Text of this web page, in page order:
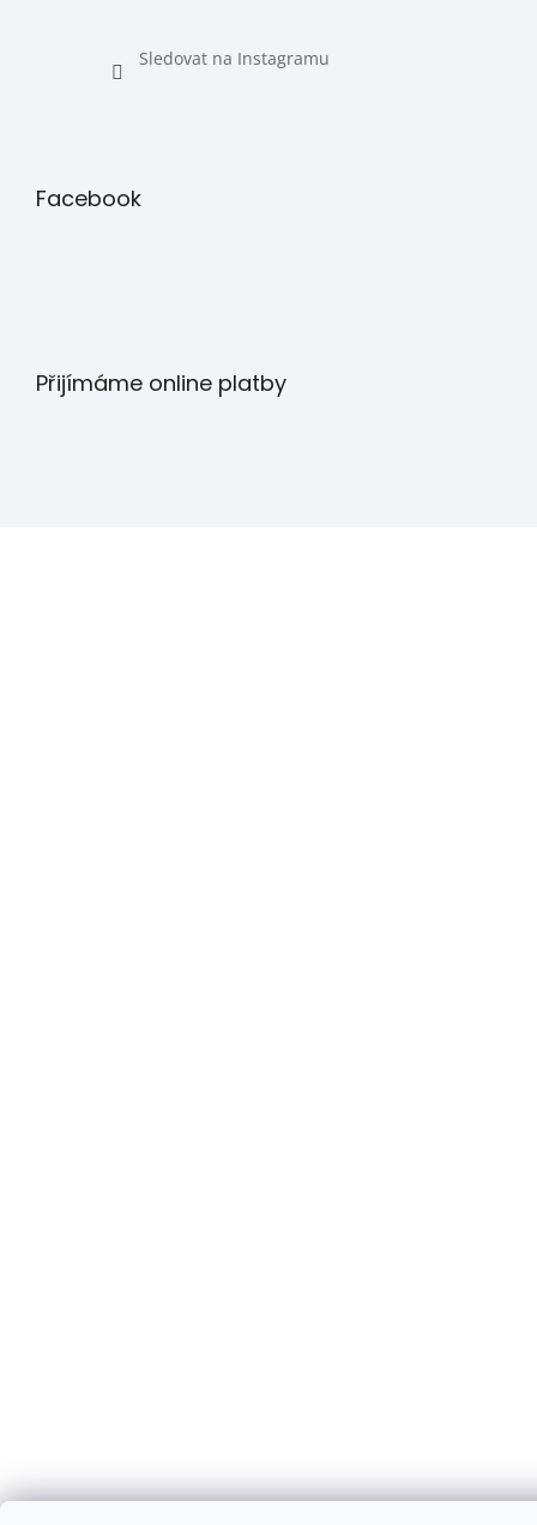
Sledovat na Instagramu
Facebook
Přijímáme online platby